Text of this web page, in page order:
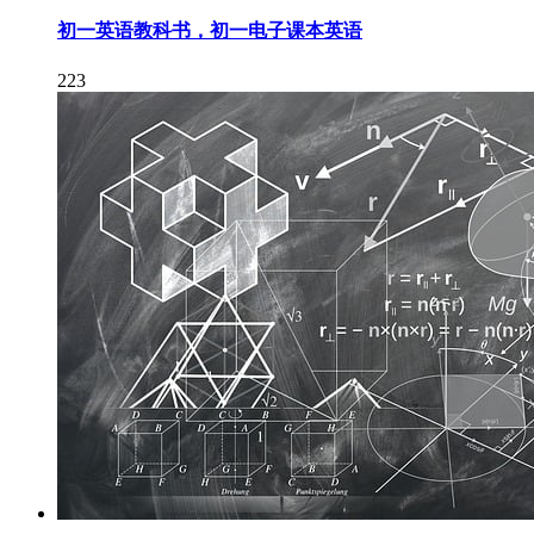
初一英语教科书，初一电子课本英语
223